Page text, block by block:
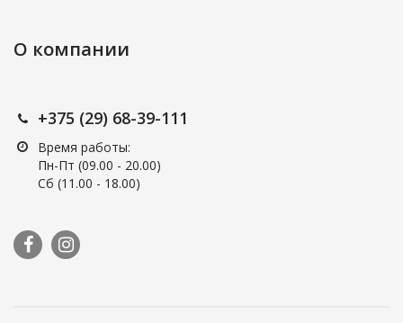
О компании
+375 (29) 68-39-111
Время работы:
Пн-Пт (09.00 - 20.00)
Сб (11.00 - 18.00)